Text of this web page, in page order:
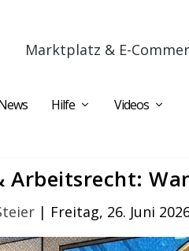
Marktplatz & E-
Hilfe Videos
Arbeitsrecht:
| Freitag, 26. Juni